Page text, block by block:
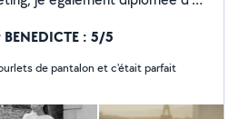
moi, que ce soit du sur-
ou même la revalorisation de
à prix doux !
: 5/5
de pantalon et c'était parfait